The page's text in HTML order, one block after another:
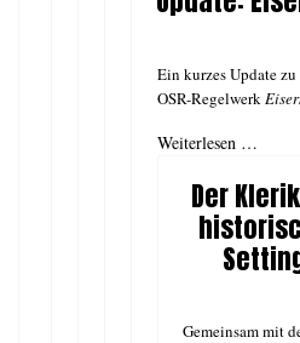
Ein kurzes Update zu
OSR-Regelwerk
Weiterlesen …
Der
Gemeinsam mit